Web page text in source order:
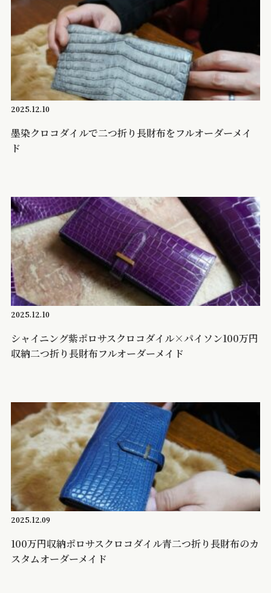
2025.12.10
墨染クロコダイルで二つ折り長財布をフルオーダーメイ
ド
2025.12.10
シャイニング紫ポロサスクロコダイル×パイソン100万円
収納二つ折り長財布フルオーダーメイド
2025.12.09
100万円収納ポロサスクロコダイル青二つ折り長財布のカ
スタムオーダーメイド